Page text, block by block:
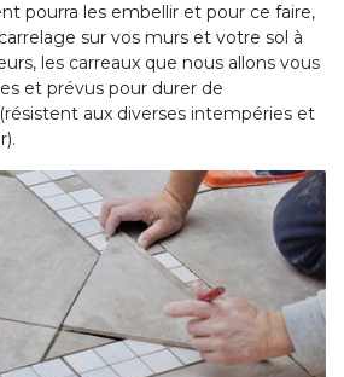
pourra les embellir et pour ce faire,
sur vos murs et votre sol à
les carreaux que nous allons vous
et prévus pour durer de
aux diverses intempéries et